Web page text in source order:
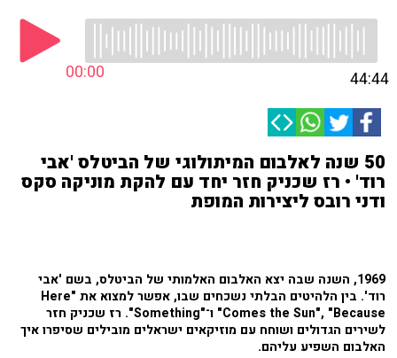
00:00 44:44
50 שנה לאלבום המיתולוגי של הביטלס 'אבי
רוד' • רז שכניק חזר יחד עם להקת מוניקה סקס
ודני רובס ליצירות המופת
1969, השנה שבה יצא האלבום האלמותי של הביטלס, בשם 'אבי
רוד'. בין הלהיטים הבלתי נשכחים שבו, אפשר למצוא את "Here
Comes the Sun", "Because" ו־"Something". רז שכניק חזר
לשירים הגדולים ושוחח עם מוזיקאים ישראלים מובילים שסיפרו איך
האלבום השפיע עליהם.